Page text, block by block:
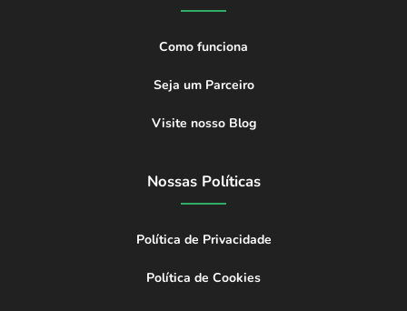
Como funciona
Seja um Parceiro
Visite nosso Blog
Nossas Políticas
Política de Privacidade
Política de Cookies